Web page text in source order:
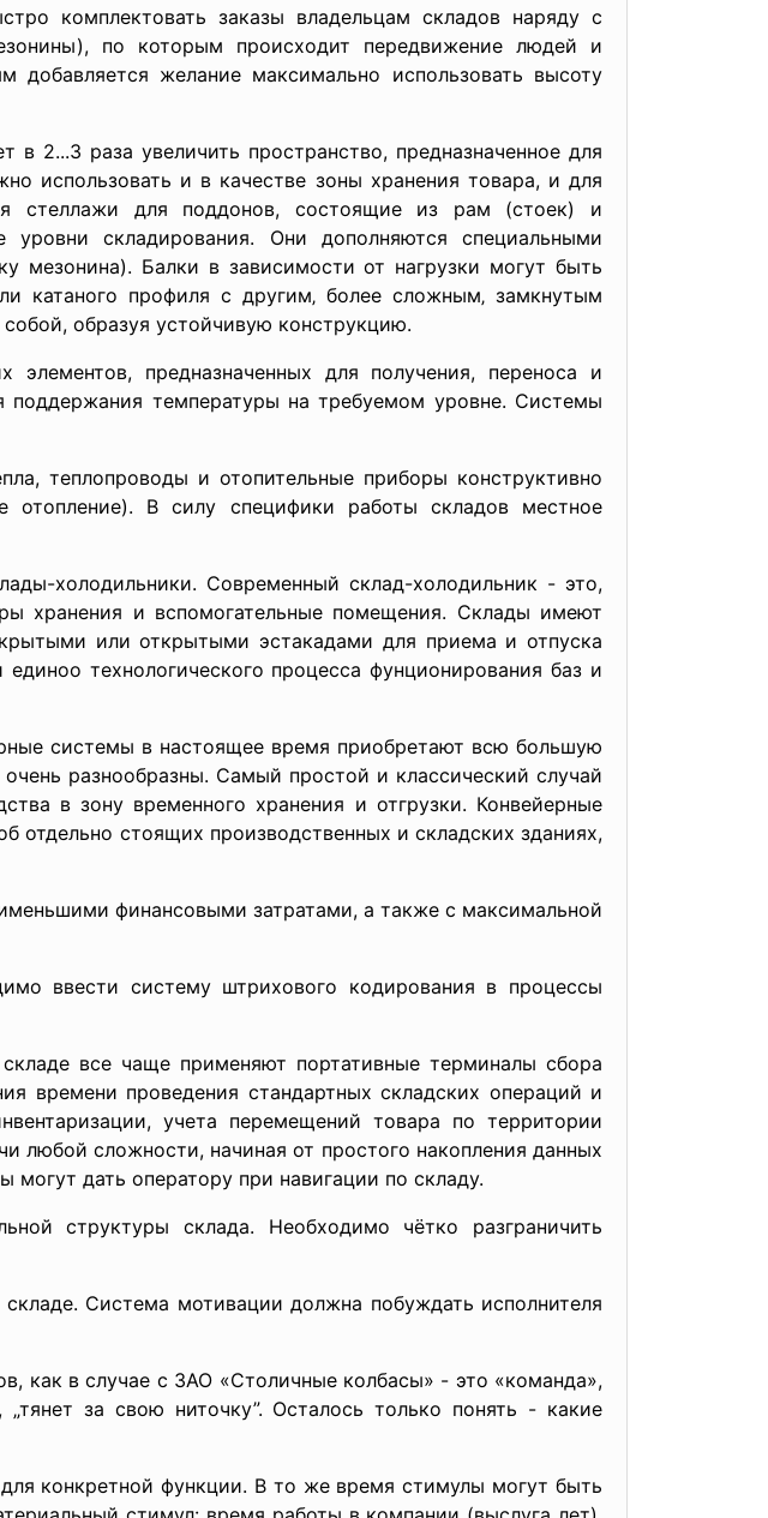
комплектовать заказы владельцам складов наряду с
по которым происходит передвижение людей и
добавляется желание максимально использовать высоту
2...3 раза увеличить пространство, предназначенное для
использовать и в качестве зоны хранения товара, и для
стеллажи для поддонов, состоящие из рам (стоек) и
уровни складирования. Они дополняются специальными
мезонина). Балки в зависимости от нагрузки могут быть
катаного профиля с другим‚ более сложным‚ замкнутым
образуя устойчивую конструкцию.
элементов, предназначенных для получения, переноса и
температуры на требуемом уровне. Системы
теплопроводы и отопительные приборы конструктивно
отопление). В силу специфики работы складов местное
холодильники. Современный склад-холодильник - это,
хранения и вспомогательные помещения. Склады имеют
или открытыми эстакадами для приема и отпуска
технологического процесса фунционирования баз и
системы в настоящее время приобретают всю большую
разнообразны. Самый простой и классический случай
в зону временного хранения и отгрузки. Конвейерные
отдельно стоящих производственных и складских зданиях,
финансовыми затратами, а также с максимальной
ввести систему штрихового кодирования в процессы
все чаще применяют портативные терминалы сбора
времени проведения стандартных складских операций и
учета перемещений товара по территории
любой сложности, начиная от простого накопления данных
могут дать оператору при навигации по складу.
структуры склада. Необходимо чётко разграничить
Система мотивации должна побуждать исполнителя
как в случае с ЗАО «Столичные колбасы» - это «команда»,
за свою ниточку”. Осталось только понять - какие
конкретной функции. В то же время стимулы могут быть